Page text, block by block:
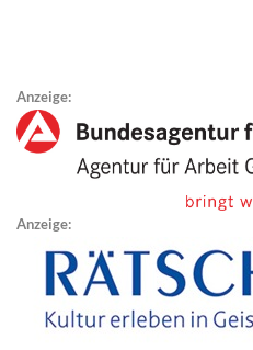
Anzeige:
Anzeige: